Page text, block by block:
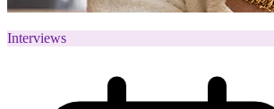
Interviews